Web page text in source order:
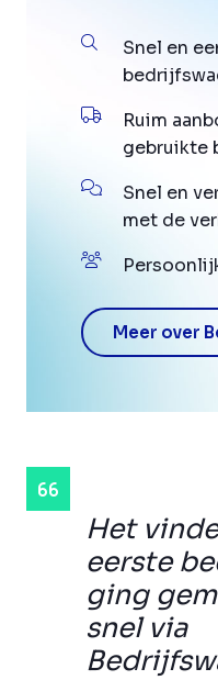
Het
eerste
ging
snel via
Snel en
Ruim
gebruikte
Snel en
met de
Meer over